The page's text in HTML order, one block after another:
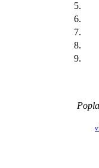
5.
6.
7.
8.
9.